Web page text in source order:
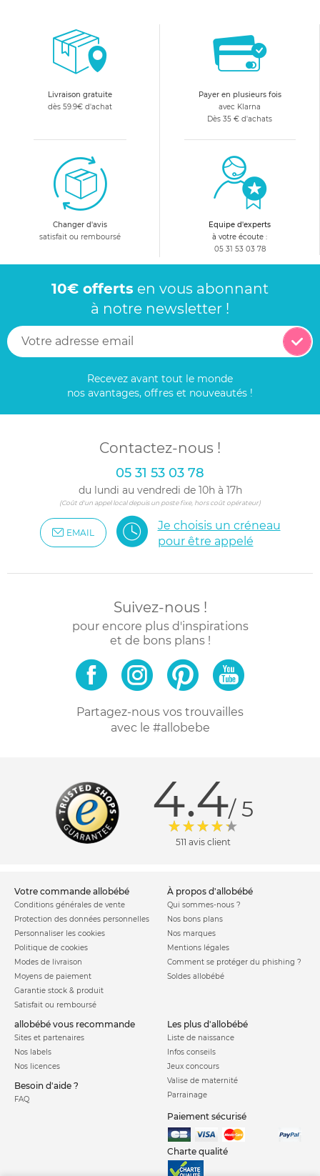
Livraison gratuite
dès 59.9€ d'achat
Payer en plusieurs fois
avec Klarna
Dès 35 € d'achats
Changer d'avis
satisfait ou remboursé
Equipe d'experts
à votre écoute :
05 31 53 03 78
10€ offerts en vous abonnant
à notre newsletter !
Recevez avant tout le monde
nos avantages, offres et nouveautés !
Contactez-nous !
05 31 53 03 78
du lundi au vendredi de 10h à 17h
(Coût d'un appel local depuis un poste fixe, hors coût opérateur)
EMAIL
Je choisis un créneau
pour être appelé
Suivez-nous !
pour encore plus d'inspirations
et de bons plans !
Partagez-nous vos trouvailles
avec le #allobebe
4.4/ 5
511 avis client
votre commande allobébé
Conditions générales de vente
Protection des données personnelles
Personnaliser les cookies
Politique de cookies
Modes de livraison
Moyens de paiement
Garantie stock & produit
Satisfait ou remboursé
à propos d'allobébé
Qui sommes-nous ?
Nos bons plans
Nos marques
Mentions légales
Comment se protéger du phishing ?
Soldes allobébé
allobébé vous recommande
Sites et partenaires
Nos labels
Nos licences
Besoin d'aide ?
FAQ
les plus d'allobébé
Liste de naissance
Infos conseils
Jeux concours
Valise de maternité
Parrainage
Paiement sécurisé
Charte qualité